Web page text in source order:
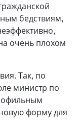
бедствиям,
очень плохом
Так, по
министр по
форму для